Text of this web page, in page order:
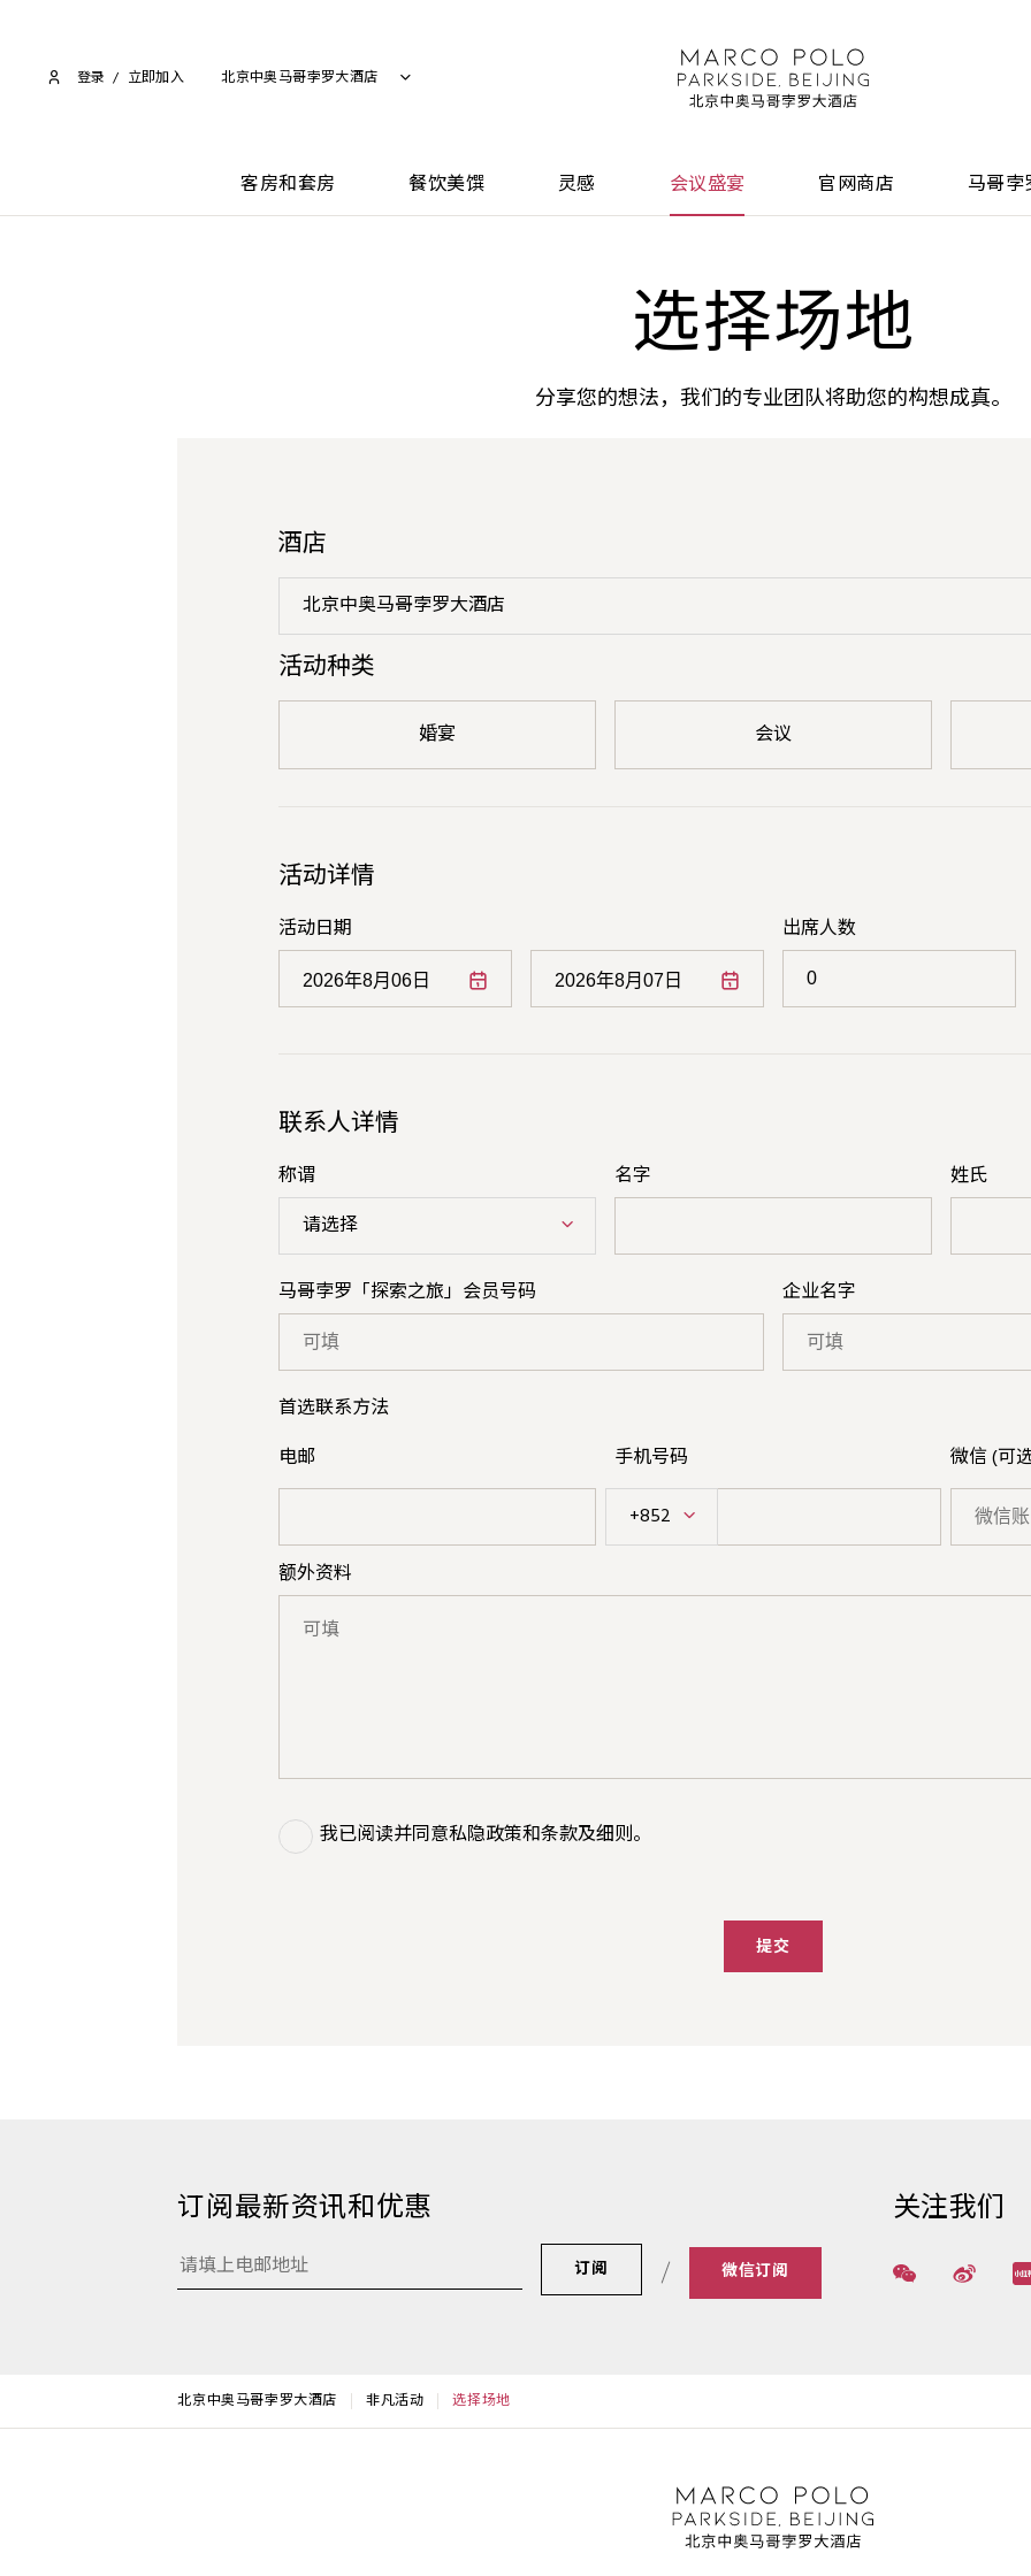
登录 / 立即加入​ 北京中奥马哥孛罗大酒店
客房和套房 餐饮美馔 灵感 会议盛宴 官网商店 马哥孛
选择场地
分享您的想法，我们的专业团队将助您的构想成真。
酒店
北京中奥马哥孛罗大酒店
活动种类
婚宴 会议
活动详情
活动日期 出席人数
联系人详情
称谓
请选择
名字 姓氏
马哥孛罗「探索之旅」会员号码 企业名字
首选联系方法
电邮
手机号码
+852
微信 (可
额外资料
我已阅读并同意私隐政策和条款及细则。
提交
订阅最新资讯和优惠
订阅 微信订阅
关注我们
北京中奥马哥孛罗大酒店 非凡活动 选择场地